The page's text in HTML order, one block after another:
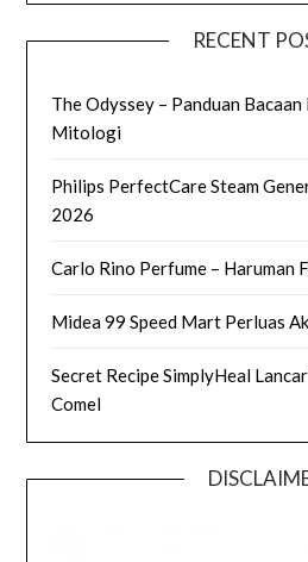
RECENT
The Odyssey – Panduan
Mitologi
Philips PerfectCare Steam
2026
Carlo Rino Perfume – Haruman
Midea 99 Speed Mart Perluas
Secret Recipe SimplyHeal
Comel